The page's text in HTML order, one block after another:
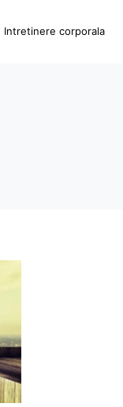
Intretinere corporala